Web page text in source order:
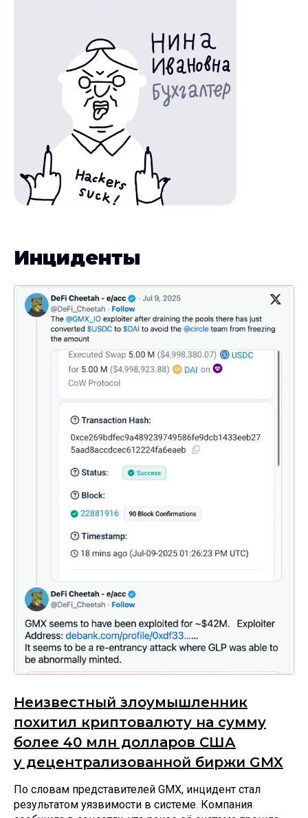
Инциденты
Неизвестный злоумышленник
похитил криптовалюту на сумму
более 40 млн долларов США
у децентрализованной биржи GMX
По словам представителей GMX, инцидент стал
результатом уязвимости в системе. Компания